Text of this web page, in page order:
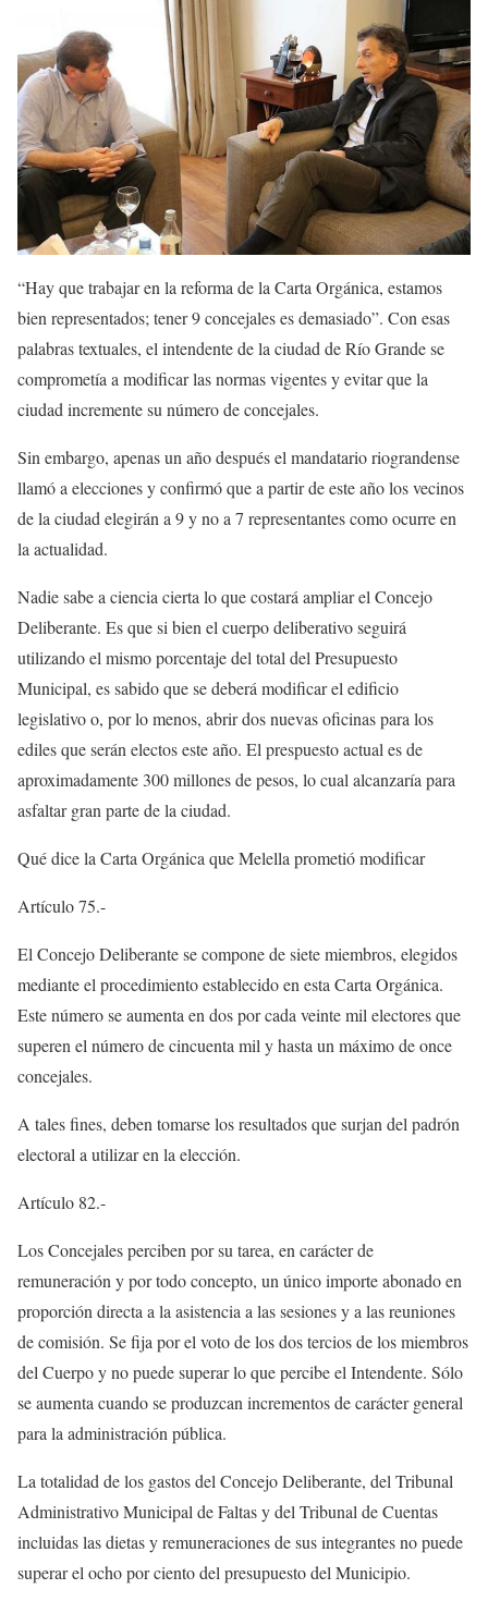
“Hay que trabajar en la reforma de la Carta Orgánica, estamos
bien representados; tener 9 concejales es demasiado”. Con esas
palabras textuales, el intendente de la ciudad de Río Grande se
comprometía a modificar las normas vigentes y evitar que la
ciudad incremente su número de concejales.
Sin embargo, apenas un año después el mandatario riograndense
llamó a elecciones y confirmó que a partir de este año los vecinos
de la ciudad elegirán a 9 y no a 7 representantes como ocurre en
la actualidad.
Nadie sabe a ciencia cierta lo que costará ampliar el Concejo
Deliberante. Es que si bien el cuerpo deliberativo seguirá
utilizando el mismo porcentaje del total del Presupuesto
Municipal, es sabido que se deberá modificar el edificio
legislativo o, por lo menos, abrir dos nuevas oficinas para los
ediles que serán electos este año. El prespuesto actual es de
aproximadamente 300 millones de pesos, lo cual alcanzaría para
asfaltar gran parte de la ciudad.
Qué dice la Carta Orgánica que Melella prometió modificar
Artículo 75.-
El Concejo Deliberante se compone de siete miembros, elegidos
mediante el procedimiento establecido en esta Carta Orgánica.
Este número se aumenta en dos por cada veinte mil electores que
superen el número de cincuenta mil y hasta un máximo de once
concejales.
A tales fines, deben tomarse los resultados que surjan del padrón
electoral a utilizar en la elección.
Artículo 82.-
Los Concejales perciben por su tarea, en carácter de
remuneración y por todo concepto, un único importe abonado en
proporción directa a la asistencia a las sesiones y a las reuniones
de comisión. Se fija por el voto de los dos tercios de los miembros
del Cuerpo y no puede superar lo que percibe el Intendente. Sólo
se aumenta cuando se produzcan incrementos de carácter general
para la administración pública.
La totalidad de los gastos del Concejo Deliberante, del Tribunal
Administrativo Municipal de Faltas y del Tribunal de Cuentas
incluidas las dietas y remuneraciones de sus integrantes no puede
superar el ocho por ciento del presupuesto del Municipio.